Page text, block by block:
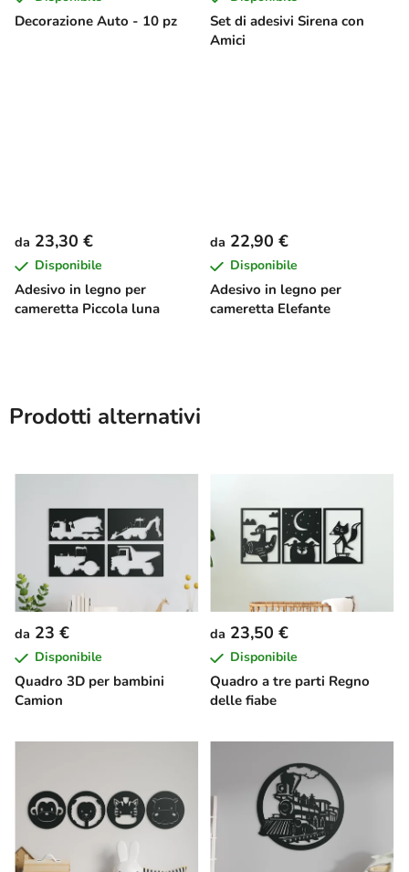
Decorazione Auto - 10 pz
Set di adesivi Sirena con
Amici
Adesivo in legno per
cameretta Piccola luna
da 23,30 €
Disponibile
Adesivo in legno per
cameretta Elefante
da 22,90 €
Disponibile
Prodotti alternativi
Quadro 3D per bambini
Camion
da 23 €
Disponibile
Quadro a tre parti Regno
delle fiabe
da 23,50 €
Disponibile